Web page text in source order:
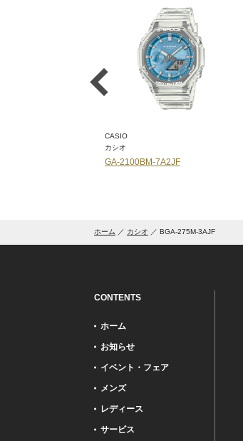
CASIO
カシオ
GA-V01-1AJF
ホーム カシオ BGA-275M-3AJF
CONTENTS
ホーム
お知らせ
イベント・フェア
メンズ
レディース
サービス